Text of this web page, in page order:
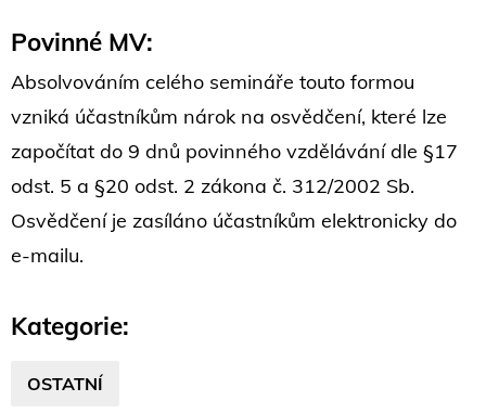
Povinné MV:
Absolvováním celého semináře touto formou
vzniká účastníkům nárok na osvědčení, které lze
započítat do 9 dnů povinného vzdělávání dle §17
odst. 5 a §20 odst. 2 zákona č. 312/2002 Sb.
Osvědčení je zasíláno účastníkům elektronicky do
e-mailu.
Kategorie:
OSTATNÍ